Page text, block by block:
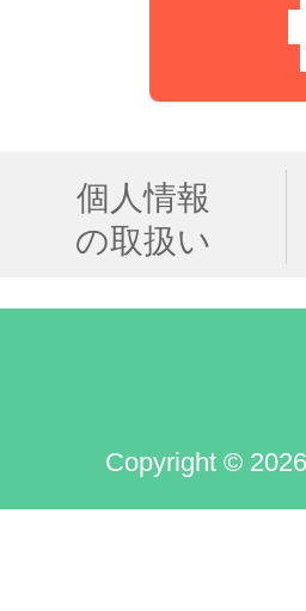
個人情報
の取扱い
Copyright ©